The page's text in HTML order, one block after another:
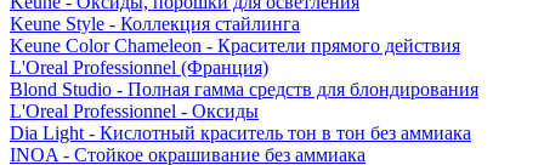
Keune Style - Коллекция стайлинга
Keune Color Chameleon - Красители прямого действия
L'Oreal Professionnel (Франция)
Blond Studio - Полная гамма средств для блондирования
L'Oreal Professionnel - Оксиды
Dia Light - Кислотный краситель тон в тон без аммиака
INOA - Стойкое окрашивание без аммиака